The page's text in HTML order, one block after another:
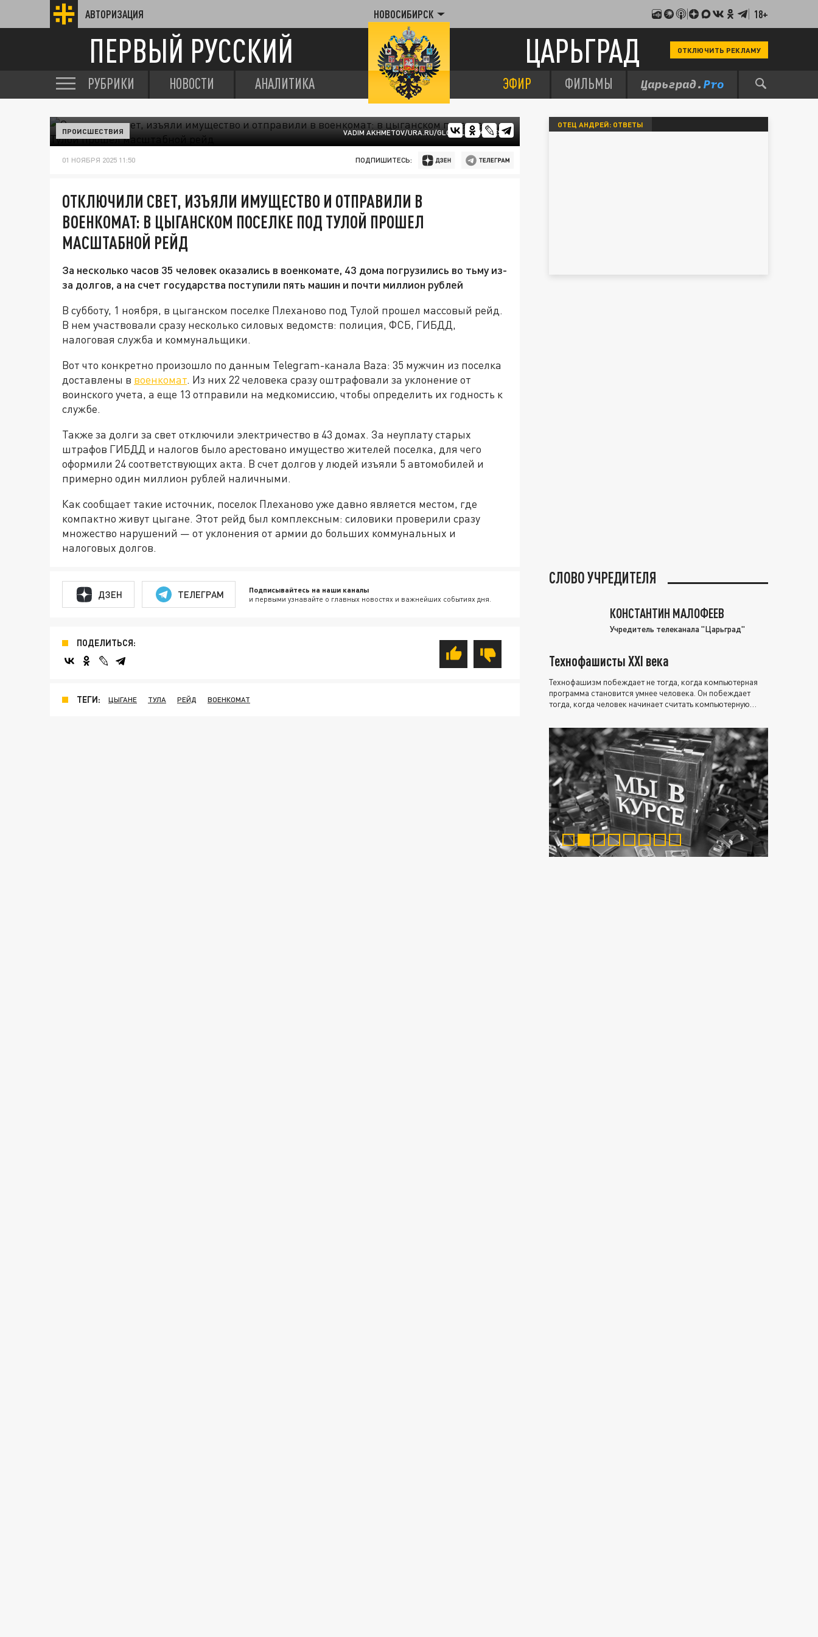
АВТОРИЗАЦИЯ НОВОСИБИРСК 18+
ПЕРВЫЙ РУССКИЙ ЦАРЬГРАД ОТКЛЮЧИТЬ РЕКЛАМУ
РУБРИКИ НОВОСТИ АНАЛИТИКА ЭФИР ФИЛЬМЫ
VADIM AKHMETOV/URA.RU/GLOBALLOOKPRESS
ПРОИСШЕСТВИЯ
01 НОЯБРЯ 2025 11:50 ПОДПИШИТЕСЬ:
ОТКЛЮЧИЛИ СВЕТ, ИЗЪЯЛИ ИМУЩЕСТВО И ОТПРАВИЛИ В
ВОЕНКОМАТ: В ЦЫГАНСКОМ ПОСЕЛКЕ ПОД ТУЛОЙ ПРОШЕЛ
МАСШТАБНОЙ РЕЙД
За несколько часов 35 человек оказались в военкомате, 43 дома погрузились во тьму из-
за долгов, а на счет государства поступили пять машин и почти миллион рублей
В субботу, 1 ноября, в цыганском поселке Плеханово под Тулой прошел массовый рейд.
В нем участвовали сразу несколько силовых ведомств: полиция, ФСБ, ГИБДД,
налоговая служба и коммунальщики.
Вот что конкретно произошло по данным Telegram-канала Baza: 35 мужчин из поселка
доставлены в военкомат. Из них 22 человека сразу оштрафовали за уклонение от
воинского учета, а еще 13 отправили на медкомиссию, чтобы определить их годность к
службе.
Также за долги за свет отключили электричество в 43 домах. За неуплату старых
штрафов ГИБДД и налогов было арестовано имущество жителей поселка, для чего
оформили 24 соответствующих акта. В счет долгов у людей изъяли 5 автомобилей и
примерно один миллион рублей наличными.
Как сообщает такие источник, поселок Плеханово уже давно является местом, где
компактно живут цыгане. Этот рейд был комплексным: силовики проверили сразу
множество нарушений — от уклонения от армии до больших коммунальных и
налоговых долгов.
ДЗЕН ТЕЛЕГРАМ Подписывайтесь на наши каналы
и первыми узнавайте о главных новостях и важнейших событиях дня.
ПОДЕЛИТЬСЯ:
ТЕГИ: ЦЫГАНЕ ТУЛА РЕЙД ВОЕНКОМАТ
ОТЕЦ АНДРЕЙ: ОТВЕТЫ
СЛОВО УЧРЕДИТЕЛЯ
КОНСТАНТИН МАЛОФЕЕВ
Учредитель телеканала "Царьград"
Технофашисты XXI века
Технофашизм побеждает не тогда, когда компьютерная
программа становится умнее человека. Он побеждает
тогда, когда человек начинает считать компьютерную